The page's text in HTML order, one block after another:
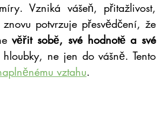
Vzniká vášeň, přitažlivost,
potvrzuje přesvědčení, že
věřit sobě, své hodnotě a své
ne jen do vášně. Tento
vztahu.